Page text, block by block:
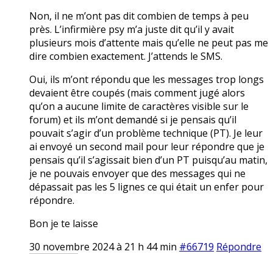
Non, il ne m’ont pas dit combien de temps à peu
près. L’infirmière psy m’a juste dit qu’il y avait
plusieurs mois d’attente mais qu’elle ne peut pas me
dire combien exactement. J’attends le SMS.
Oui, ils m’ont répondu que les messages trop longs
devaient être coupés (mais comment jugé alors
qu’on a aucune limite de caractères visible sur le
forum) et ils m’ont demandé si je pensais qu’il
pouvait s’agir d’un problème technique (PT). Je leur
ai envoyé un second mail pour leur répondre que je
pensais qu’il s’agissait bien d’un PT puisqu’au matin,
je ne pouvais envoyer que des messages qui ne
dépassait pas les 5 lignes ce qui était un enfer pour
répondre.
Bon je te laisse
30 novembre 2024 à 21 h 44 min #66719 Répondre